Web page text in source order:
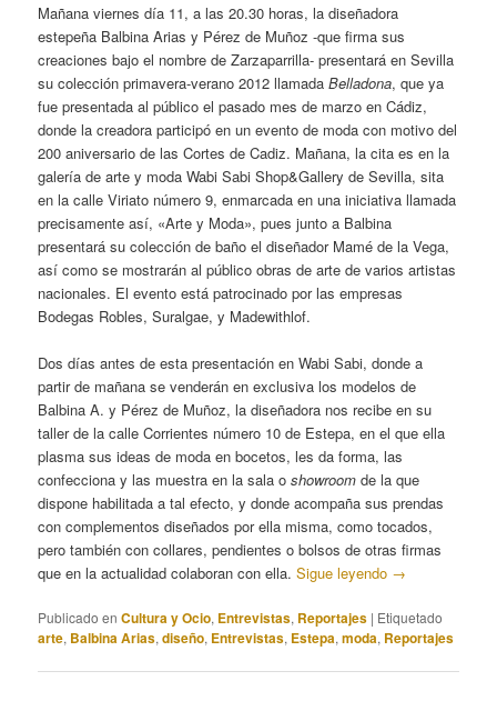
Mañana viernes día 11, a las 20.30 horas, la diseñadora
estepeña Balbina Arias y Pérez de Muñoz -que firma sus
creaciones bajo el nombre de Zarzaparrilla- presentará en Sevilla
su colección primavera-verano 2012 llamadaBelladona, que ya
fue presentada al público el pasado mes de marzo en Cádiz,
donde la creadora participó en un evento de moda con motivo del
200 aniversario de las Cortes de Cadiz. Mañana, la cita es en la
galería de arte y moda Wabi Sabi Shop&Gallery de Sevilla, sita
en la calle Viriato número 9, enmarcada en una iniciativa llamada
precisamente así, «Arte y Moda», pues junto a Balbina
presentará su colección de baño el diseñador Mamé de la Vega,
así como se mostrarán al público obras de arte de varios artistas
nacionales. El evento está patrocinado por las empresas
Bodegas Robles, Suralgae, y Madewithlof.
Dos días antes de esta presentación en Wabi Sabi, donde a
partir de mañana se venderán en exclusiva los modelos de
Balbina A. y Pérez de Muñoz, la diseñadora nos recibe en su
taller de la calle Corrientes número 10 de Estepa, en el que ella
plasma sus ideas de moda en bocetos, les da forma, las
confecciona y las muestra en la sala oshowroom de la que
dispone habilitada a tal efecto, y donde acompaña sus prendas
con complementos diseñados por ella misma, como tocados,
pero también con collares, pendientes o bolsos de otras firmas
que en la actualidad colaboran con ella.Sigue leyendo →
Publicado en Cultura y Ocio, Entrevistas, Reportajes | Etiquetado
arte, Balbina Arias,diseño, Entrevistas, Estepa,moda, Reportajes